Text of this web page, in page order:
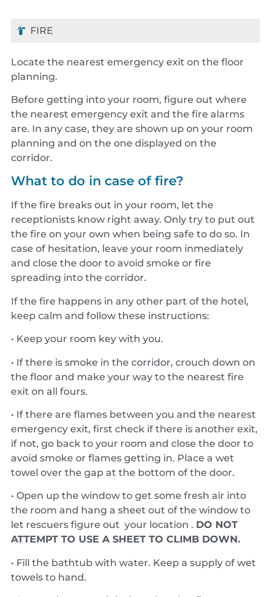
FIRE
Locate the nearest emergency exit on the floor
planning.
Before getting into your room, figure out where
the nearest emergency exit and the fire alarms
are. In any case, they are shown up on your room
planning and on the one displayed on the
corridor.
What to do in case of fire?
If the fire breaks out in your room, let the
receptionists know right away. Only try to put out
the fire on your own when being safe to do so. In
case of hesitation, leave your room inmediately
and close the door to avoid smoke or fire
spreading into the corridor.
If the fire happens in any other part of the hotel,
keep calm and follow these instructions:
• Keep your room key with you.
• If there is smoke in the corridor, crouch down on
the floor and make your way to the nearest fire
exit on all fours.
• If there are flames between you and the nearest
emergency exit, first check if there is another exit,
if not, go back to your room and close the door to
avoid smoke or flames getting in. Place a wet
towel over the gap at the bottom of the door.
• Open up the window to get some fresh air into
the room and hang a sheet out of the window to
let rescuers figure out your location . DO NOT
ATTEMPT TO USE A SHEET TO CLIMB DOWN.
• Fill the bathtub with water. Keep a supply of wet
towels to hand.